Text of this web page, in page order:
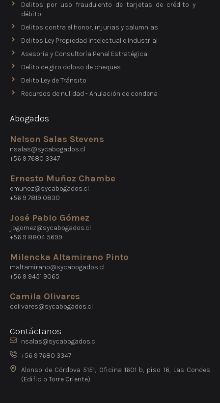
Delitos por uso fraudulento de tarjetas de crédito y
débito
Delitos contra el honor, injurias y calumnias
Delitos Ley Propiedad Intelectual e Industrial
Asesoría y Consultoría Penal Estratégica
Delito de giro doloso de cheques
Delito Ley de Tránsito
Recursos de nulidad - Anulación de condena
Abogados
Nelson Salas Stevens
nsalas@sycabogados.cl
+56 9 7680 3347
Ernesto Muñoz Chambe
emunoz@sycabogados.cl
+56 9 7819 0830
José Pablo Gómez
jpgomez@sycabogados.cl
+56 9 8804 5699
Milencka Altamirano Pinto
maltamirano@sycabogados.cl
+56 9 9451 9065
Camila Olivares
colivares@sycabogados.cl
Contáctanos
nsalas@sycabogados.cl
+56 9 7680 3347
Alonso de Córdova 5151, Oficina 1601 b, piso 16, Las Condes
(Edificio Torre Oriente).